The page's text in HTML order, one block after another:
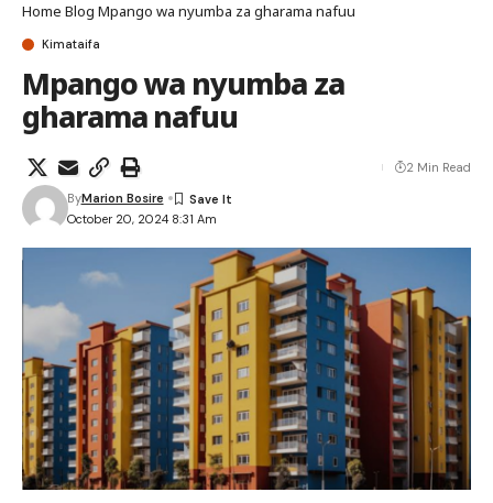
Home Blog Mpango wa nyumba za gharama nafuu
Kimataifa
Mpango wa nyumba za
gharama nafuu
October 20, 2024 8:31 Am
ByMarion Bosire
2 Min Read